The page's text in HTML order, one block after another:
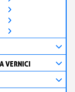
VERNICI